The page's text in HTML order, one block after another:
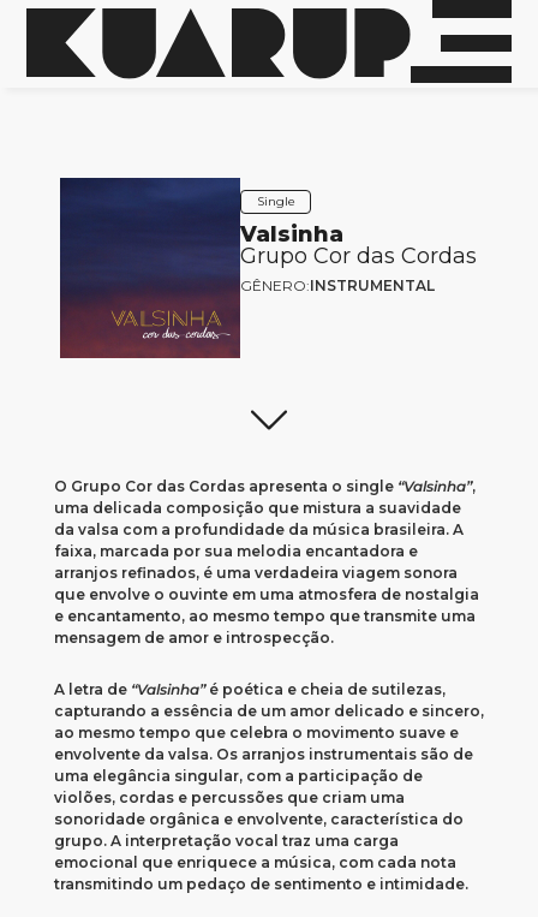
Single
Valsinha
Grupo Cor das Cordas
GÊNERO:INSTRUMENTAL
O Grupo Cor das Cordas apresenta o single “Valsinha”,
uma delicada composição que mistura a suavidade
da valsa com a profundidade da música brasileira. A
faixa, marcada por sua melodia encantadora e
arranjos refinados, é uma verdadeira viagem sonora
que envolve o ouvinte em uma atmosfera de nostalgia
e encantamento, ao mesmo tempo que transmite uma
mensagem de amor e introspecção.
A letra de “Valsinha”é poética e cheia de sutilezas,
capturando a essência de um amor delicado e sincero,
ao mesmo tempo que celebra o movimento suave e
envolvente da valsa. Os arranjos instrumentais são de
uma elegância singular, com a participação de
violões, cordas e percussões que criam uma
sonoridade orgânica e envolvente, característica do
grupo. A interpretação vocal traz uma carga
emocional que enriquece a música, com cada nota
transmitindo um pedaço de sentimento e intimidade.